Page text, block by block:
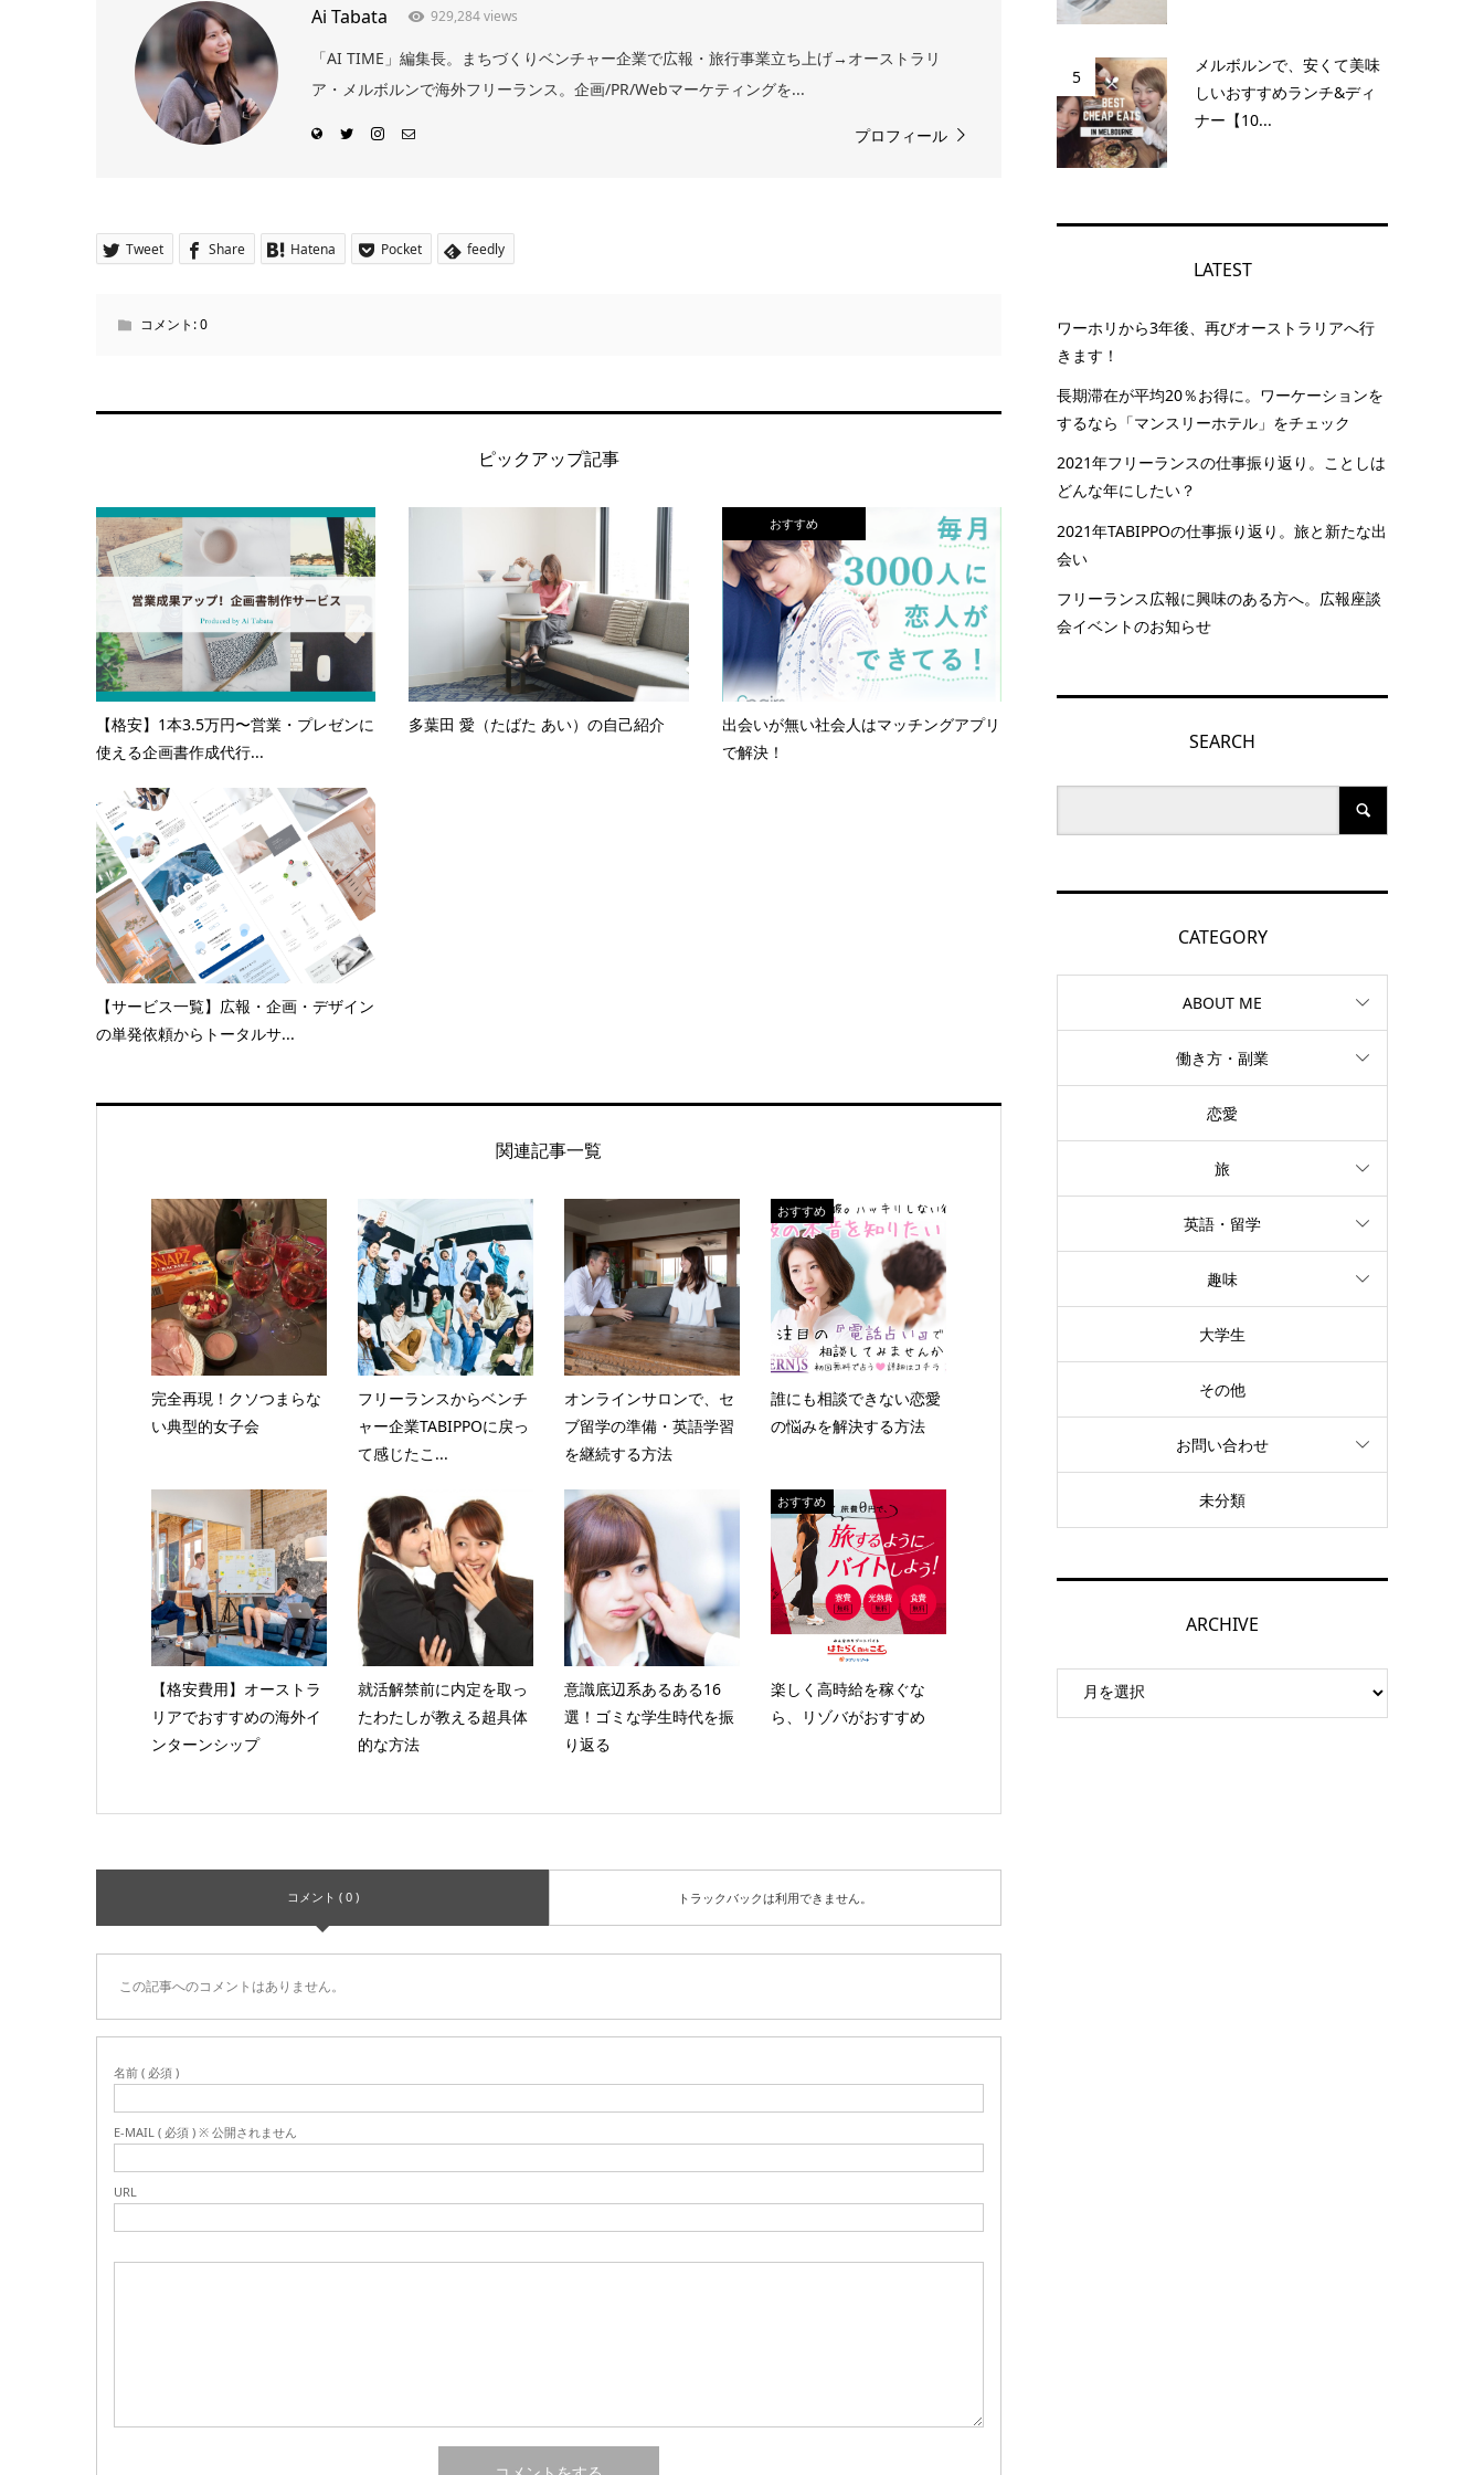
Ai Tabata 929,284 views
「AI TIME」編集長。まちづくりベンチャー企業で広報・旅行事業立ち上げ→オーストラリ
ア・メルボルンで海外フリーランス。企画/PR/Webマーケティングを...
プロフィール
Tweet Share Hatena Pocket feedly
コメント:0
ピックアップ記事
【格安】1本3.5万円〜営業・プレゼンに
使える企画書作成代行...
多葉田 愛（たばた あい）の自己紹介
おすすめ
出会いが無い社会人はマッチングアプリ
で解決！
【サービス一覧】広報・企画・デザイン
の単発依頼からトータルサ...
関連記事一覧
完全再現！クソつまらな
い典型的女子会
フリーランスからベンチ
ャー企業TABIPPOに戻っ
て感じたこ...
オンラインサロンで、セ
ブ留学の準備・英語学習
を継続する方法
おすすめ
誰にも相談できない恋愛
の悩みを解決する方法
【格安費用】オーストラ
リアでおすすめの海外イ
ンターンシップ
就活解禁前に内定を取っ
たわたしが教える超具体
的な方法
意識底辺系あるある16
選！ゴミな学生時代を振
り返る
おすすめ
楽しく高時給を稼ぐな
ら、リゾバがおすすめ
コメント ( 0 ) トラックバックは利用できません。
この記事へのコメントはありません。
名前 ( 必須 )
E-MAIL ( 必須 ) ※ 公開されません
URL
5
メルボルンで、安くて美味
しいおすすめランチ&ディ
ナー【10...
LATEST
ワーホリから3年後、再びオーストラリアへ行
きます！
長期滞在が平均20％お得に。ワーケーションを
するなら「マンスリーホテル」をチェック
2021年フリーランスの仕事振り返り。ことしは
どんな年にしたい？
2021年TABIPPOの仕事振り返り。旅と新たな出
会い
フリーランス広報に興味のある方へ。広報座談
会イベントのお知らせ
SEARCH
CATEGORY
ABOUT ME
働き方・副業
恋愛
旅
英語・留学
趣味
大学生
その他
お問い合わせ
未分類
ARCHIVE